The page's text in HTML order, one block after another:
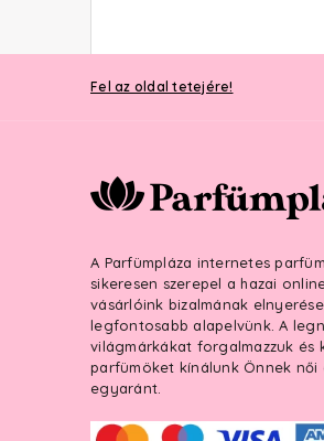
Fel az oldal tetejére!
A Parfümpláza internetes
sikeresen szerepel a hazai
vásárlóink bizalmának
legfontosabb alapelvünk. A
világmárkákat forgalmazzuk és
parfümöket kínálunk Önnek női
egyaránt.